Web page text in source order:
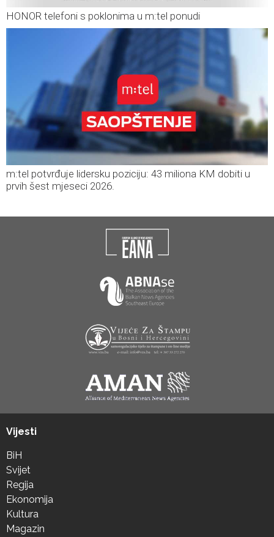
HONOR telefoni s poklonima u m:tel ponudi
m:tel potvrđuje lidersku poziciju: 43 miliona KM dobiti u
prvih šest mjeseci 2026.
Vijesti
BiH
Svijet
Regija
Ekonomija
Kultura
Magazin